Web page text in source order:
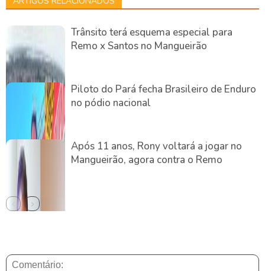
Trânsito terá esquema especial para
Remo x Santos no Mangueirão
Piloto do Pará fecha Brasileiro de Enduro
no pódio nacional
Após 11 anos, Rony voltará a jogar no
Mangueirão, agora contra o Remo